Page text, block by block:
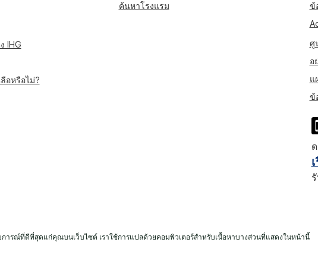
IHG
อหรือไม่?
ค้นหาโรงแรม
ข้
ศู
อ
แ
ข้
การณ์ที่ดีที่สุดแก่คุณบนเว็บไซต์ เราใช้การแปลด้วยคอมพิวเตอร์สำหรับเนื้อหาบางส่วนที่แสดงในหน้านี้